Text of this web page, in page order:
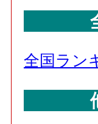
全国ラン